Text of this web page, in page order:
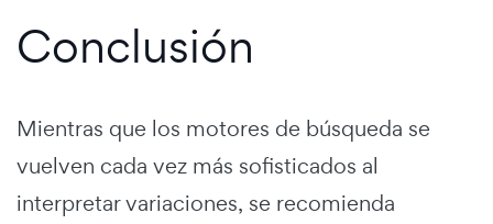
Conclusión
Mientras que los motores de búsqueda se
vuelven cada vez más sofisticados al
interpretar variaciones, se recomienda